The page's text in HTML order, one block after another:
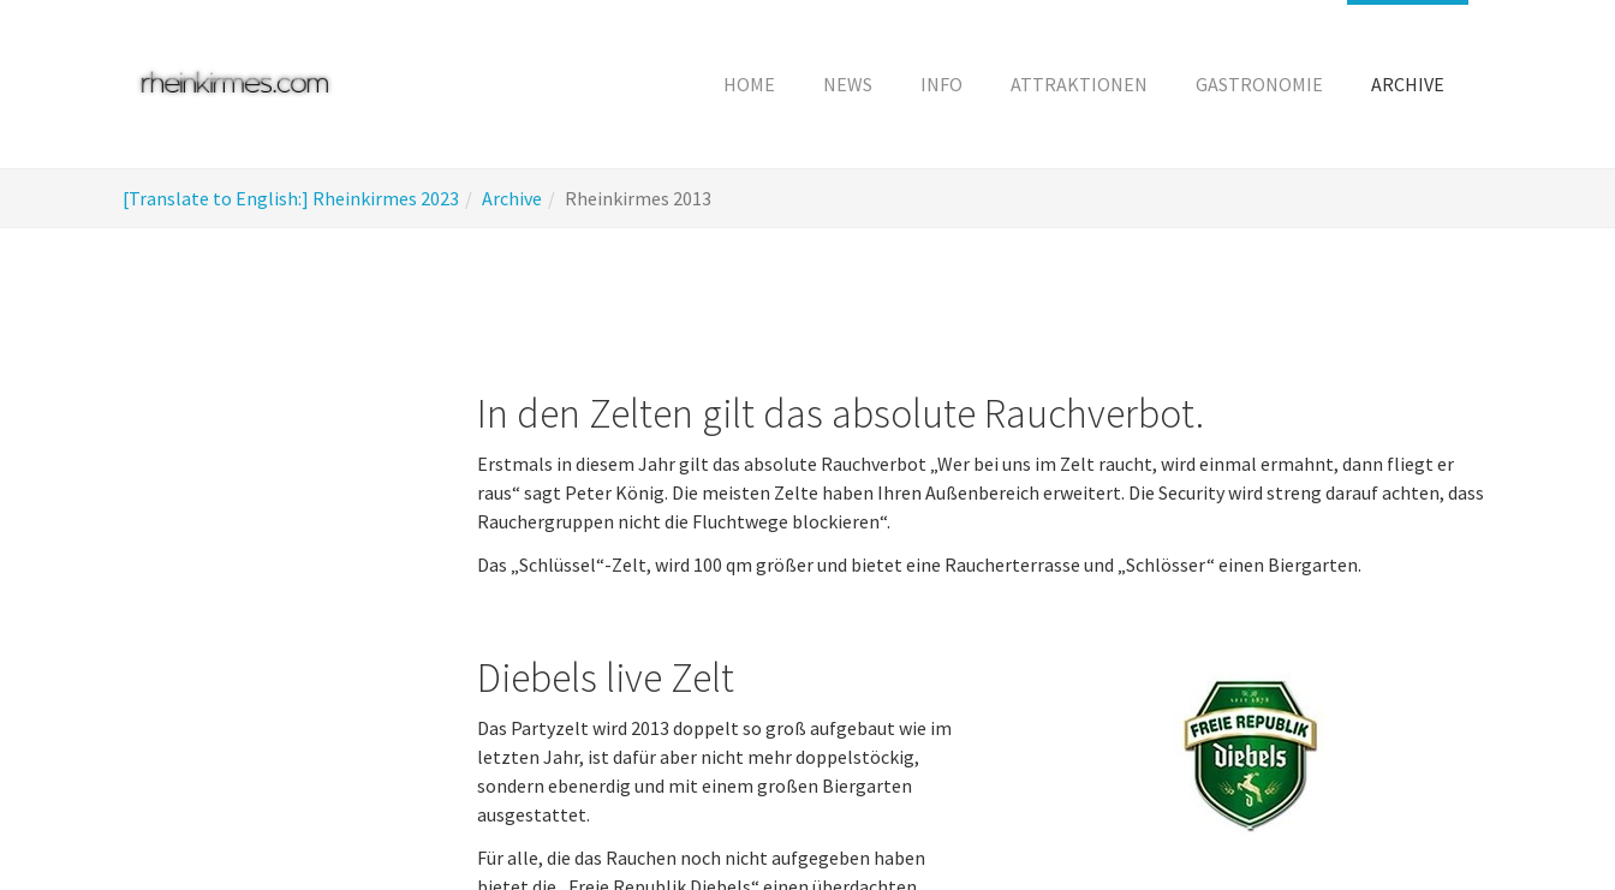
HOME NEWS INFO ATTRAKTIONEN GASTRONOMIE ARCHIVE
are
[Translate to English:] Rheinkirmes 2023 Archive Rheinkirmes 2013
In den Zelten gilt das absolute Rauchverbot.
Erstmals in diesem Jahr gilt das absolute Rauchverbot „Wer bei uns im Zelt raucht, wird einmal ermahnt, dann fliegt er
raus“ sagt Peter König. Die meisten Zelte haben Ihren Außenbereich erweitert. Die Security wird streng darauf achten, dass
Rauchergruppen nicht die Fluchtwege blockieren“.
Das „Schlüssel“-Zelt, wird 100 qm größer und bietet eine Raucherterrasse und „Schlösser“ einen Biergarten.
Diebels live Zelt
Das Partyzelt wird 2013 doppelt so groß aufgebaut wie im
letzten Jahr, ist dafür aber nicht mehr doppelstöckig,
sondern ebenerdig und mit einem großen Biergarten
ausgestattet.
Für alle, die das Rauchen noch nicht aufgegeben haben